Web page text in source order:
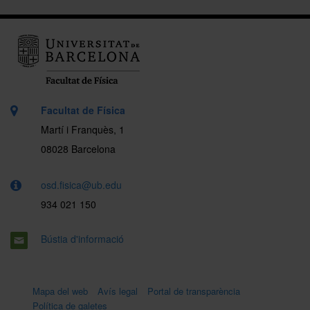
Facultat de Física
Martí i Franquès, 1
08028 Barcelona
osd.fisica@ub.edu
934 021 150
Bústia d'informació
Mapa del web Avís legal
Portal de transparència
Política de galetes